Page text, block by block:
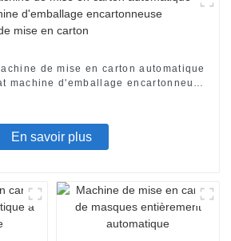
de mise en carton automatique
machine d'emballage encartonneuse
En savoir plus